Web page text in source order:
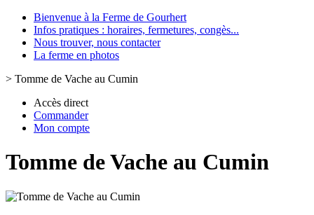
Bienvenue à la Ferme de Gourhert
Infos pratiques : horaires, fermetures, congès...
Nous trouver, nous contacter
La ferme en photos
> Tomme de Vache au Cumin
Accès direct
Commander
Mon compte
Tomme de Vache au Cumin